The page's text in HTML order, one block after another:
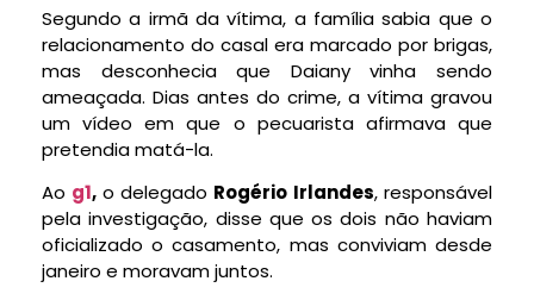
Segundo a irmã da vítima, a família sabia que o
relacionamento do casal era marcado por brigas,
mas desconhecia que Daiany vinha sendo
ameaçada. Dias antes do crime, a vítima gravou
um vídeo em que o pecuarista afirmava que
pretendia matá-la.
Ao g1, o delegado Rogério Irlandes, responsável
pela investigação, disse que os dois não haviam
oficializado o casamento, mas conviviam desde
janeiro e moravam juntos.